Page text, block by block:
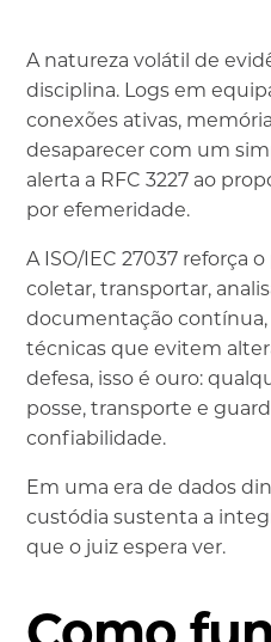
A natureza volátil de
disciplina. Logs em
conexões ativas,
desaparecer com um
alerta a RFC 3227 ao
por efemeridade.
A ISO/IEC 27037 reforça
coletar, transportar,
documentação contínua,
técnicas que evitem
defesa, isso é ouro:
posse, transporte e
confiabilidade.
Em uma era de dados
custódia sustenta a
que o juiz espera ver.